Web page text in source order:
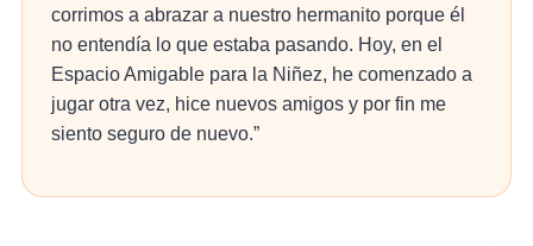
corrimos a abrazar a nuestro hermanito porque él
no entendía lo que estaba pasando. Hoy, en el
Espacio Amigable para la Niñez, he comenzado a
jugar otra vez, hice nuevos amigos y por fin me
siento seguro de nuevo.”